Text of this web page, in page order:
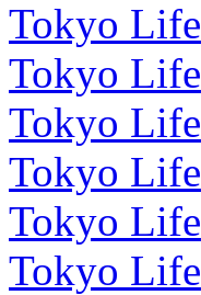
Tokyo Life
Tokyo Life
Tokyo Life
Tokyo Life
Tokyo Life
Tokyo Life